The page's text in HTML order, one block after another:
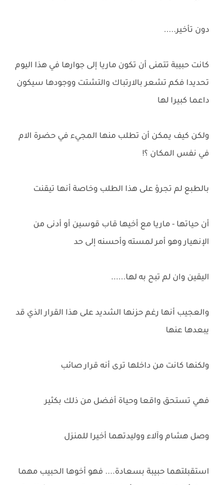
دون تأخير.....
كانت حبيبة تتمنى أن تكون ماريا إلى جوارها في هذا اليوم
تحديدا فكم تشعر بالارتباك والتشتت ووجودها سيكون
داعما كبيرا لها
ولكن كيف يمكن أن تطلب منها المجيء في حضرة الام
في نفس المكان ؟!
بالطبع لم تجرؤ على هذا الطلب وخاصة أنها تيقنت
أن حياتها - ماريا مع أخيها قاب قوسين أو أدنى من
الإنهيار وهو أمر لمسته وأحسنه إلى حد
اليقين وان لم تبح به لها......
والعجيب أنها رغم حزنها الشديد على هذا القرار الذي قد
يبعدها عنها
ولكنها كانت من داخلها ترى أنه قرار صائب
فهي تستحق واقعا وحياة أفضل من ذلك بكثير
وصل هشام وآلاء ووليدتهما أخيرا للمنزل
استقبلتهما حبيبة بسعادة.... فهو أخوها الحبيب مهما